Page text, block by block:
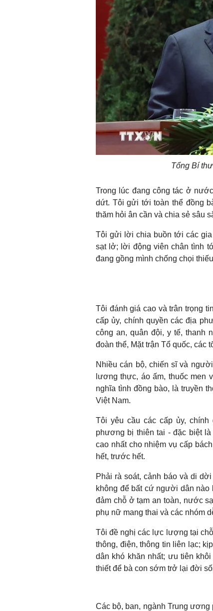
Tổng Bí
Trong lúc đang công tác ở
dứt. Tôi gửi tới toàn thể đồng
thăm hỏi ân cần và chia sẻ sâu
Tôi gửi lời chia buồn tới các
sạt lở; lời động viên chân tình
đang gồng mình chống chọi
Tôi đánh giá cao và trân trọng
cấp ủy, chính quyền các địa
công an, quân đội, y tế, thanh
đoàn thể, Mặt trận Tổ quốc, các
Nhiều cán bộ, chiến sĩ và
lương thực, áo ấm, thuốc men
nghĩa tình đồng bào, là truyền
Việt Nam.
Tôi yêu cầu các cấp ủy,
phương bị thiên tai - đặc biệt
cao nhất cho nhiệm vụ cấp
hết, trước hết.
Phải rà soát, cảnh báo và di
không để bất cứ người dân nào
đảm chỗ ở tạm an toàn, nước
phụ nữ mang thai và các nhóm
Tôi đề nghị các lực lượng tại
thông, điện, thông tin liên lạc;
dân khó khăn nhất; ưu tiên
thiết để bà con sớm trở lại đời
Các bộ, ban, ngành Trung